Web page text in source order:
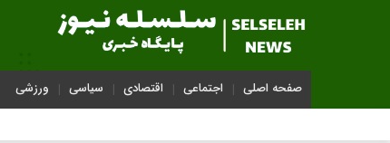
صفحه اصلی اجتماعی اقتصادی سیاسی ورزشی